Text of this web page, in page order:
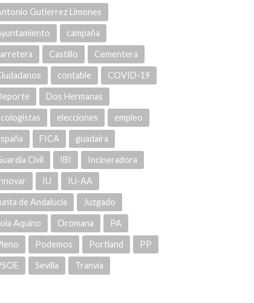
Gutierrez Limones
campaña
Castillo Cementera
contable COVID-19
Dos Hermanas
elecciones empleo
FICA guadaira
Civil IBI Incineradora
IU IU-AA
de Andalucía Juzgado
Aquino Oromana PA
Podemos Portland PP
Sevilla Tranvía